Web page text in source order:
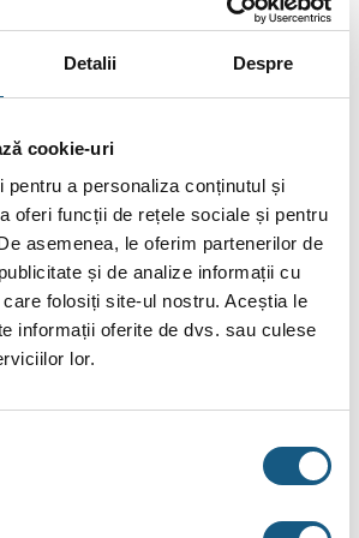
Detalii Despre
cookie-uri
pentru a personaliza conținutul și
oferi funcții de rețele sociale și pentru
asemenea, le oferim partenerilor de
și de analize informații cu
folosiți site-ul nostru. Aceștia le
informații oferite de dvs. sau culese
lor.
toate aceste lucruri cu ajutorul unui
Twin, unboiler
electric ce poate fi
încălzirea, păstrarea și livrarea
pentru Boiler Titano Twin Ferroli
doar prin câteva butoane inestetice
de țevi al boilerului ci are un display
chiar pe partea frontală. Display-ul
utilizator și de orice vârstă datorită